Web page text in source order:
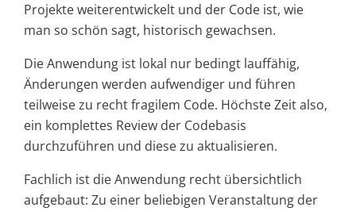
Projekte weiterentwickelt und der Code ist, wie
man so schön sagt, historisch gewachsen.
Die Anwendung ist lokal nur bedingt lauffähig,
Änderungen werden aufwendiger und führen
teilweise zu recht fragilem Code. Höchste Zeit also,
ein komplettes Review der Codebasis
durchzuführen und diese zu aktualisieren.
Fachlich ist die Anwendung recht übersichtlich
aufgebaut: Zu einer beliebigen Veranstaltung der